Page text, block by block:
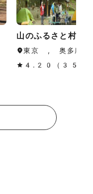
山のふるさと村キ
東京 , 奥多摩・
4.20（35件の